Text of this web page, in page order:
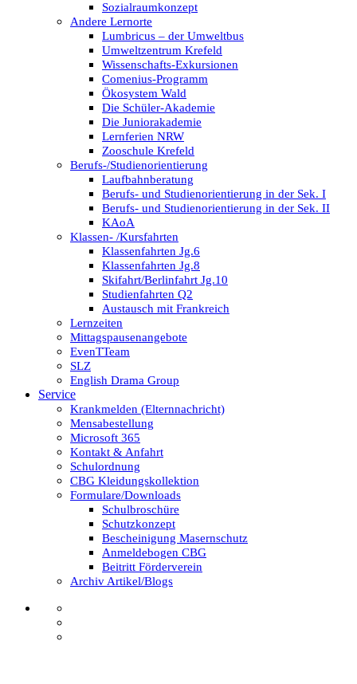
Sozialraumkonzept
Andere Lernorte
Lumbricus – der Umweltbus
Umweltzentrum Krefeld
Wissenschafts-Exkursionen
Comenius-Programm
Ökosystem Wald
Die Schüler-Akademie
Die Juniorakademie
Lernferien NRW
Zooschule Krefeld
Berufs-/Studienorientierung
Laufbahnberatung
Berufs- und Studienorientierung in der Sek. I
Berufs- und Studienorientierung in der Sek. II
KAoA
Klassen- /Kursfahrten
Klassenfahrten Jg.6
Klassenfahrten Jg.8
Skifahrt/Berlinfahrt Jg.10
Studienfahrten Q2
Austausch mit Frankreich
Lernzeiten
Mittagspausenangebote
EvenTTeam
SLZ
English Drama Group
Service
Krankmelden (Elternnachricht)
Mensabestellung
Microsoft 365
Kontakt & Anfahrt
Schulordnung
CBG Kleidungskollektion
Formulare/Downloads
Schulbroschüre
Schutzkonzept
Bescheinigung Masernschutz
Anmeldebogen CBG
Beitritt Förderverein
Archiv Artikel/Blogs